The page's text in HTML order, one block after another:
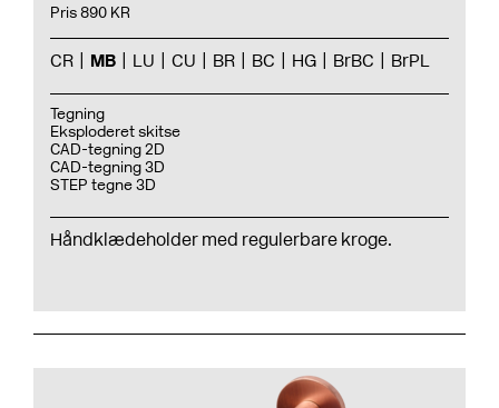
Pris 890 KR
CR MB LU CU BR BC HG BrBC BrPL
Tegning
Eksploderet skitse
CAD-tegning 2D
CAD-tegning 3D
STEP tegne 3D
Håndklædeholder med regulerbare kroge.